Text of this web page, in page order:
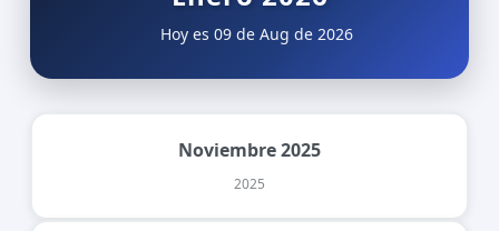
Hoy es 09 de Aug de 2026
Noviembre 2025
2025